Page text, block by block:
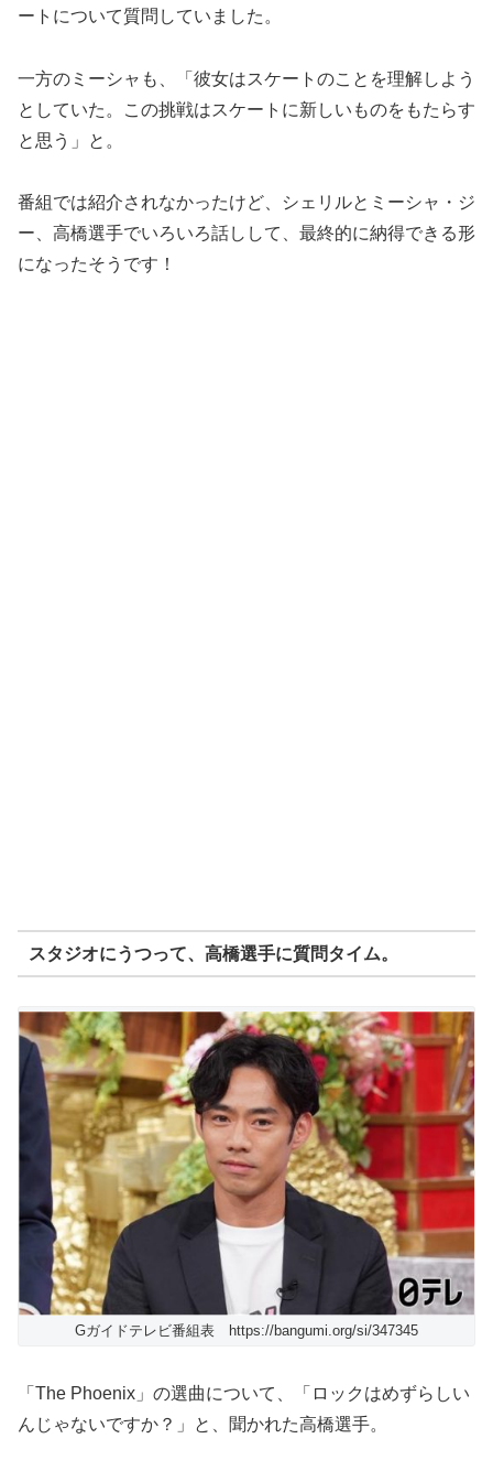
ートについて質問していました。
一方のミーシャも、「彼女はスケートのことを理解しよう
としていた。この挑戦はスケートに新しいものをもたらす
と思う」と。
番組では紹介されなかったけど、シェリルとミーシャ・ジ
ー、高橋選手でいろいろ話しして、最終的に納得できる形
になったそうです！
スタジオにうつって、高橋選手に質問タイム。
Gガイドテレビ番組表 https://bangumi.org/si/347345
「The Phoenix」の選曲について、「ロックはめずらしい
んじゃないですか？」と、聞かれた高橋選手。